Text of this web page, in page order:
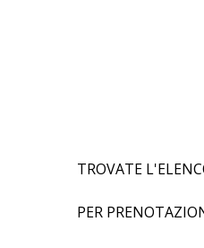
TROVATE
PER